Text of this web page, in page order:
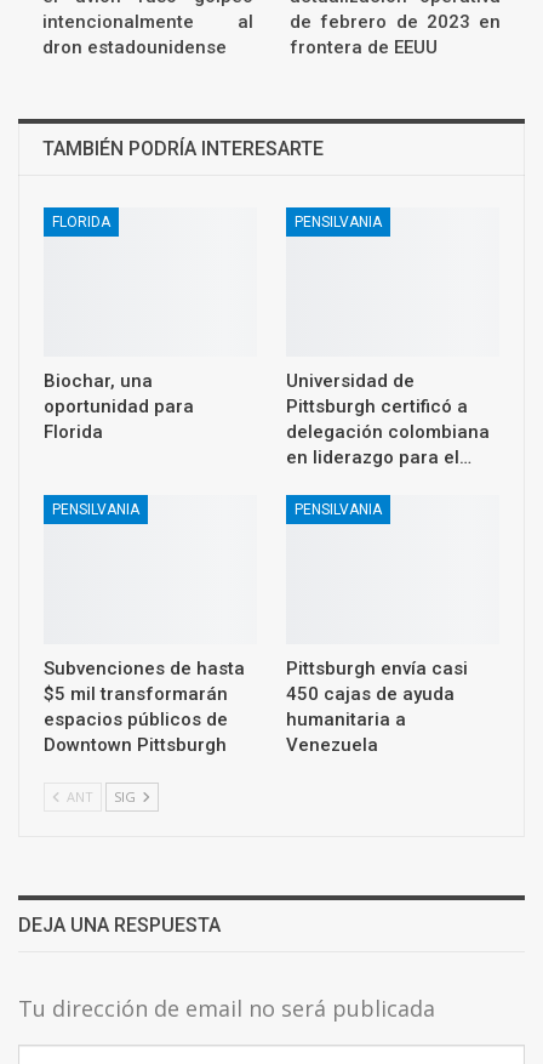
intencionalmente al
dron estadounidense
de febrero de 2023 en
frontera de EEUU
TAMBIÉN PODRÍA INTERESARTE
FLORIDA
Biochar, una
oportunidad para
Florida
PENSILVANIA
Universidad de
Pittsburgh certificó a
delegación colombiana
en liderazgo para el…
PENSILVANIA
Subvenciones de hasta
$5 mil transformarán
espacios públicos de
Downtown Pittsburgh
PENSILVANIA
Pittsburgh envía casi
450 cajas de ayuda
humanitaria a
Venezuela
ANT SIG
DEJA UNA RESPUESTA
Tu dirección de email no será publicada